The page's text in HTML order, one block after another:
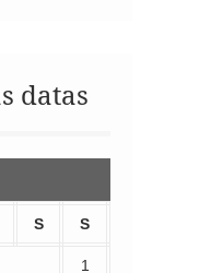
datas
S S
1